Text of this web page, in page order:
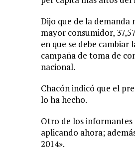
Dijo que de la demanda
mayor consumidor,
en que se debe
campaña de toma de
nacional.
Chacón indicó que el
lo ha hecho.
Otro de los informantes
aplicando ahora;
2014».